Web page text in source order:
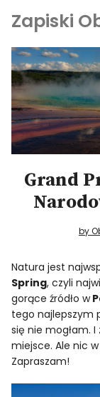
Zapiski
Podróże
Kultura i
Kątem oka
O-fiszki
Grand
by
Natura jest
Spring, czyli
gorące źródło w
tego najlepszym
się nie mogłam.
miejsce. Ale nic
Zapraszam!